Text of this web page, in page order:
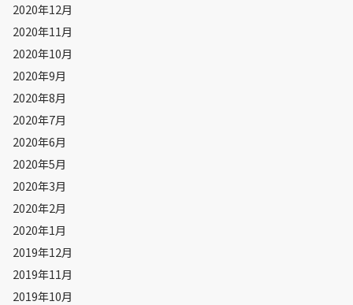
2020年12月
2020年11月
2020年10月
2020年9月
2020年8月
2020年7月
2020年6月
2020年5月
2020年3月
2020年2月
2020年1月
2019年12月
2019年11月
2019年10月